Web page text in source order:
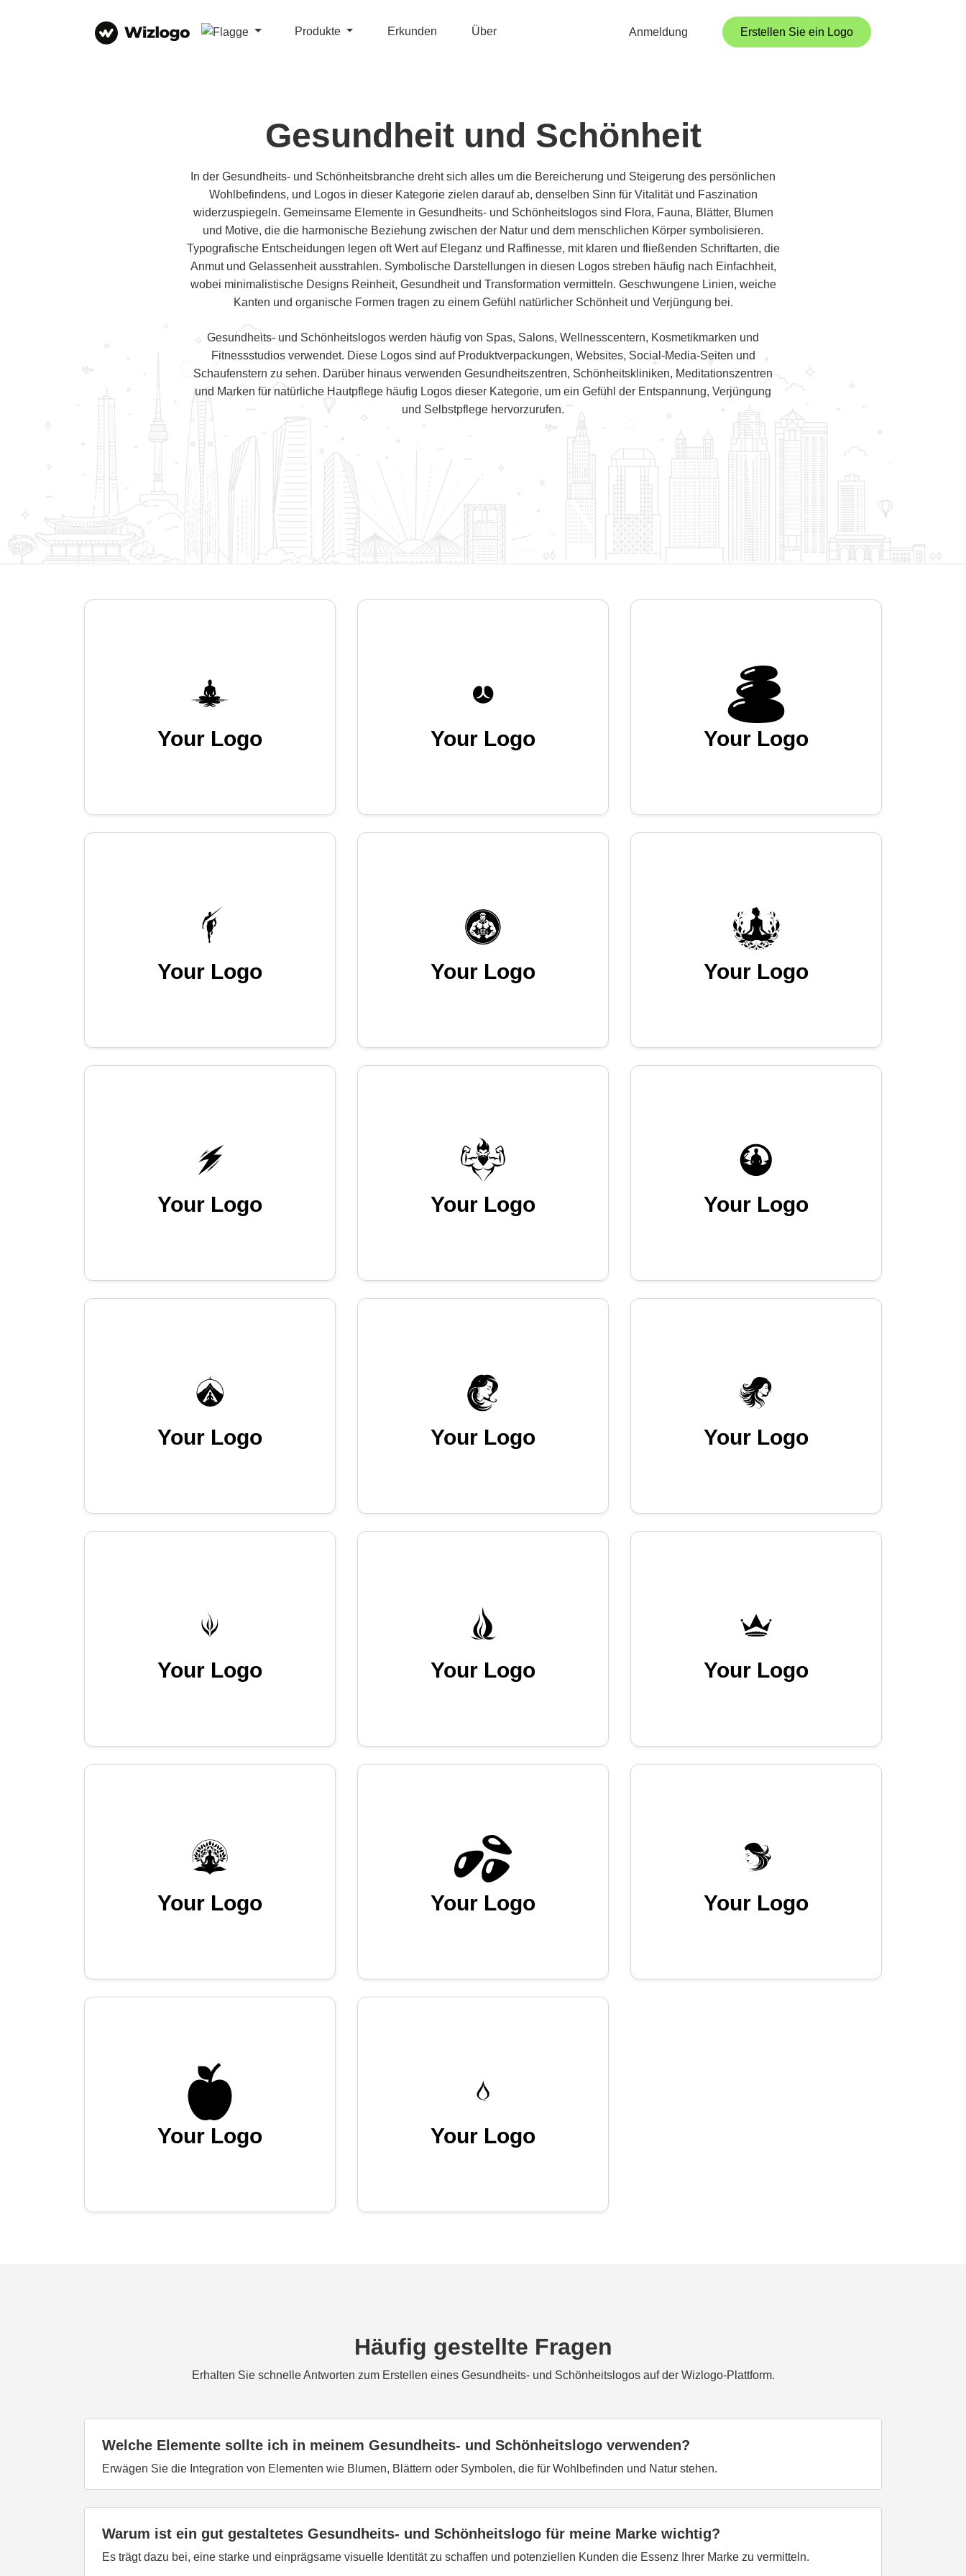
Produkte Erkunden Über Anmeldung Erstellen Sie ein Logo
Gesundheit und Schönheit
In der Gesundheits- und Schönheitsbranche dreht sich alles um die Bereicherung und Steigerung des persönlichen
Wohlbefindens, und Logos in dieser Kategorie zielen darauf ab, denselben Sinn für Vitalität und Faszination
widerzuspiegeln. Gemeinsame Elemente in Gesundheits- und Schönheitslogos sind Flora, Fauna, Blätter, Blumen
und Motive, die die harmonische Beziehung zwischen der Natur und dem menschlichen Körper symbolisieren.
Typografische Entscheidungen legen oft Wert auf Eleganz und Raffinesse, mit klaren und fließenden Schriftarten, die
Anmut und Gelassenheit ausstrahlen. Symbolische Darstellungen in diesen Logos streben häufig nach Einfachheit,
wobei minimalistische Designs Reinheit, Gesundheit und Transformation vermitteln. Geschwungene Linien, weiche
Kanten und organische Formen tragen zu einem Gefühl natürlicher Schönheit und Verjüngung bei.
Gesundheits- und Schönheitslogos werden häufig von Spas, Salons, Wellnesscentern, Kosmetikmarken und
Fitnessstudios verwendet. Diese Logos sind auf Produktverpackungen, Websites, Social-Media-Seiten und
Schaufenstern zu sehen. Darüber hinaus verwenden Gesundheitszentren, Schönheitskliniken, Meditationszentren
und Marken für natürliche Hautpflege häufig Logos dieser Kategorie, um ein Gefühl der Entspannung, Verjüngung
und Selbstpflege hervorzurufen.
Your Logo Your Logo Your Logo
Your Logo Your Logo Your Logo
Your Logo Your Logo Your Logo
Your Logo Your Logo Your Logo
Your Logo Your Logo Your Logo
Your Logo Your Logo Your Logo
Your Logo Your Logo
Häufig gestellte Fragen
Erhalten Sie schnelle Antworten zum Erstellen eines Gesundheits- und Schönheitslogos auf der Wizlogo-Plattform.
Welche Elemente sollte ich in meinem Gesundheits- und Schönheitslogo verwenden?
Erwägen Sie die Integration von Elementen wie Blumen, Blättern oder Symbolen, die für Wohlbefinden und Natur stehen.
Warum ist ein gut gestaltetes Gesundheits- und Schönheitslogo für meine Marke wichtig?
Es trägt dazu bei, eine starke und einprägsame visuelle Identität zu schaffen und potenziellen Kunden die Essenz Ihrer Marke zu vermitteln.